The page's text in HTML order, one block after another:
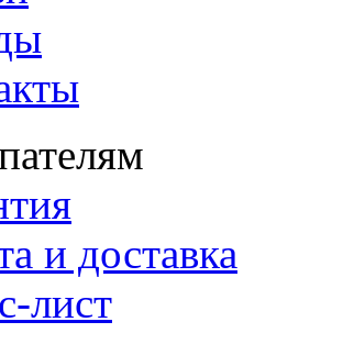
и доставка
лист